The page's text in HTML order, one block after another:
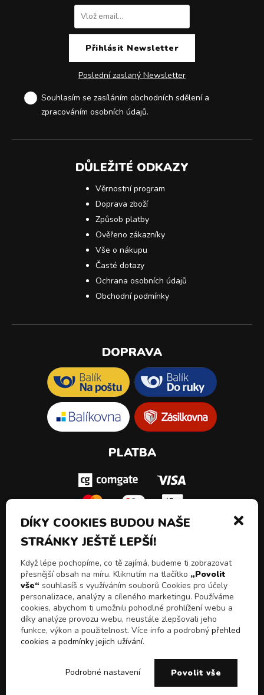
Poslední zaslaný Newsletter
Souhlasím se zasíláním obchodních sdělení a
zpracováním osobních údajů.
DŮLEŽITÉ ODKAZY
Věrnostní program
Doprava zboží
Způsob platby
Ověřeno zákazníky
Vše o nákupu
Časté dotazy
Ochrana osobních údajů
Obchodní podmínky
DOPRAVA
PLATBA
SLEDUJ NÁS!
© 2026 Všechna práva vyhrazena
E-shop Pulito - Kvalitní drogerie a čistící prostředky z
Itálie
nabídky a novinky!
ANO
DÍKY COOKIES BUDOU NAŠE
STRÁNKY JEŠTĚ LEPŠÍ!
Když lépe pochopíme, co tě zajímá, budeme ti zobrazovat
přesnější obsah na míru. Kliknutím na tlačítko „Povolit
vše“ souhlasíš s využíváním souborů Cookies pro účely
personalizace, analýzy a cíleného marketingu. Používáme
cookies, abychom ti umožnili pohodlné prohlížení webu a
díky analýze provozu webu, neustále zlepšovali jeho
funkce, výkon a použitelnost. Více info a podrobný přehled
cookies a podmínky jejich užívání.
Podrobné nastavení Povolit vše